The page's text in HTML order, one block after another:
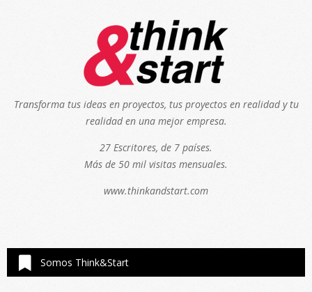
Transforma tus ideas en proyectos, tus proyectos en realidad y tu
realidad en una mejor empresa.
27 Escritores, de 7 países.
Más de 50 mil visitas mensuales.
www.thinkandstart.com
Somos Think&Start